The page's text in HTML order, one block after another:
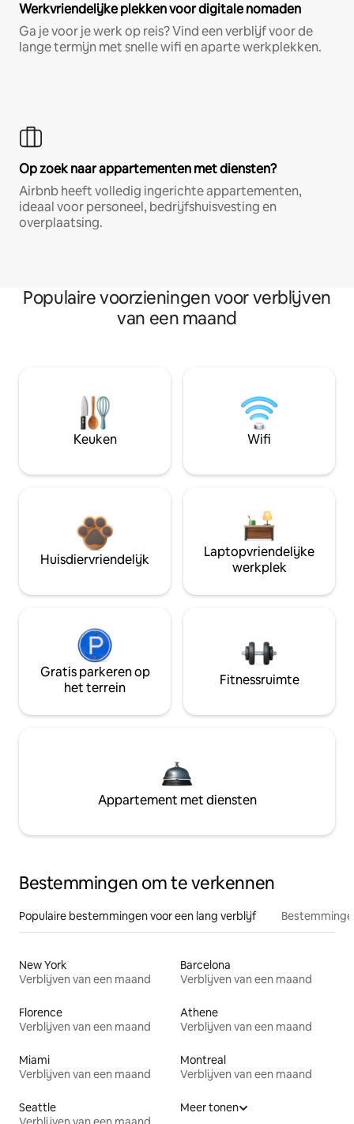
Werkvriendelijke plekken voor digitale nomaden
Ga je voor je werk op reis? Vind een verblijf voor de
lange termijn met snelle wifi en aparte werkplekken.
Op zoek naar appartementen met diensten?
Airbnb heeft volledig ingerichte appartementen,
ideaal voor personeel, bedrijfshuisvesting en
overplaatsing.
Populaire voorzieningen voor verblijven
van een maand
Keuken Wifi
Huisdiervriendelijk
Laptopvriendelijke
werkplek
Gratis parkeren op
het terrein
Fitnessruimte
Appartement met diensten
Bestemmingen om te verkennen
Populaire bestemmingen voor een lang verblijf
New York
Verblijven van een maand
Barcelona
Verblijven van een maand
Florence
Verblijven van een maand
Athene
Verblijven van een maand
Miami
Verblijven van een maand
Montreal
Verblijven van een maand
Seattle
Meer tonen